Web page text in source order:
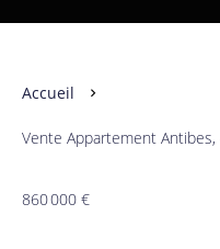
Accueil
Vente Appartement Antibes,
860 000 €